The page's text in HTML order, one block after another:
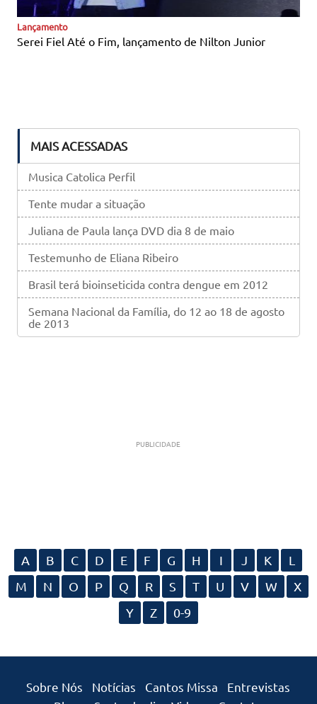
Notícias Católicas
Lançamento
Serei Fiel Até o Fim, lançamento de Nilton Junior
MAIS ACESSADAS
Musica Catolica Perfil
Tente mudar a situação
Juliana de Paula lança DVD dia 8 de maio
Testemunho de Eliana Ribeiro
Brasil terá bioinseticida contra dengue em 2012
Semana Nacional da Família, do 12 ao 18 de agosto
de 2013
PUBLICIDADE
A B C D E F G H I J K
L
M
N O P Q R S T U V W
X
Y
Z 0-9
Sobre Nós Notícias Cantos Missa
Entrevistas